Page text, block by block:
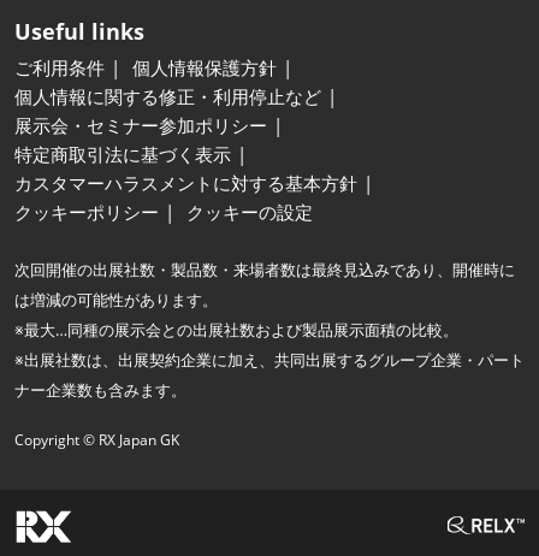
Useful links
ご利用条件
個人情報保護方針
個人情報に関する修正・利用停止など
展示会・セミナー参加ポリシー
特定商取引法に基づく表示
カスタマーハラスメントに対する基本方針
クッキーポリシー
クッキーの設定
次回開催の出展社数・製品数・来場者数は最終見込みであり、開催時に
は増減の可能性があります。
※最大…同種の展示会との出展社数および製品展示面積の比較。
※出展社数は、出展契約企業に加え、共同出展するグループ企業・パート
ナー企業数も含みます。
Copyright © RX Japan GK